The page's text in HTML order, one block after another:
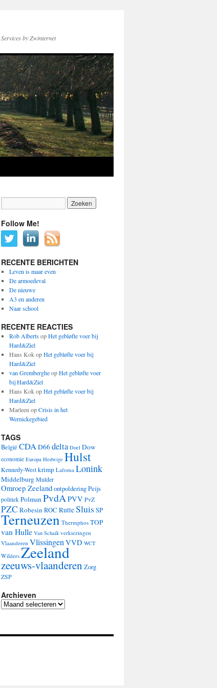
Services by Zwinternet
Follow Me!
RECENTE BERICHTEN
Leven is maar even
De armoedeval
De nieuwe
A3 en anderen
Naar school
RECENTE REACTIES
Rob AlbertsopHet gebløfte voer bij
Hard&Ziel
Hans KokopHet gebløfte voer bij
Hard&Ziel
van GrembergheopHet gebløfte voer
bij Hard&Ziel
Hans KokopHet gebløfte voer bij
Hard&Ziel
Marleen opCrisis in het
Wernickegebied
TAGS
België CDAD66delta Doel Dow
economie Europa Hedwige Hulst
Kennedy-Westkrimp Lafoma Lonink
MiddelburgMulder
Omroep ZeelandontpolderingPeijs
politiek PolmanPvdAPVV PvZ
PZC Robesin ROC RutteSluis SP
Terneuzen Thermphos TOP
van Hulle Van Schaik verkiezingen
Vlaanderen VlissingenVVD WCT
Wilders Zeeland
zeeuws-vlaanderen Zorg
ZSP
Archieven
Archieven